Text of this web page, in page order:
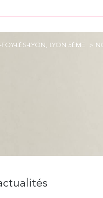
LÉS-LYON, LYON 5ÉME